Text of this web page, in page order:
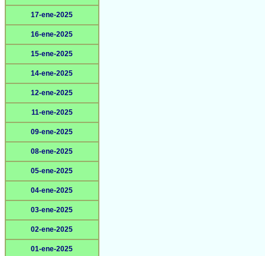
17-ene-2025
16-ene-2025
15-ene-2025
14-ene-2025
12-ene-2025
11-ene-2025
09-ene-2025
08-ene-2025
05-ene-2025
04-ene-2025
03-ene-2025
02-ene-2025
01-ene-2025